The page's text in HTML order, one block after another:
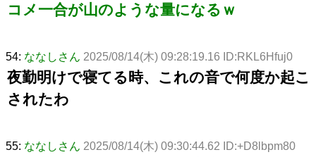
コメ一合が山のような量になるｗ
54: ななしさん 2025/08/14(木) 09:28:19.16 ID:RKL6Hfuj0
夜勤明けで寝てる時、これの音で何度か起こ
されたわ
55: ななしさん 2025/08/14(木) 09:30:44.62 ID:+D8lbpm80